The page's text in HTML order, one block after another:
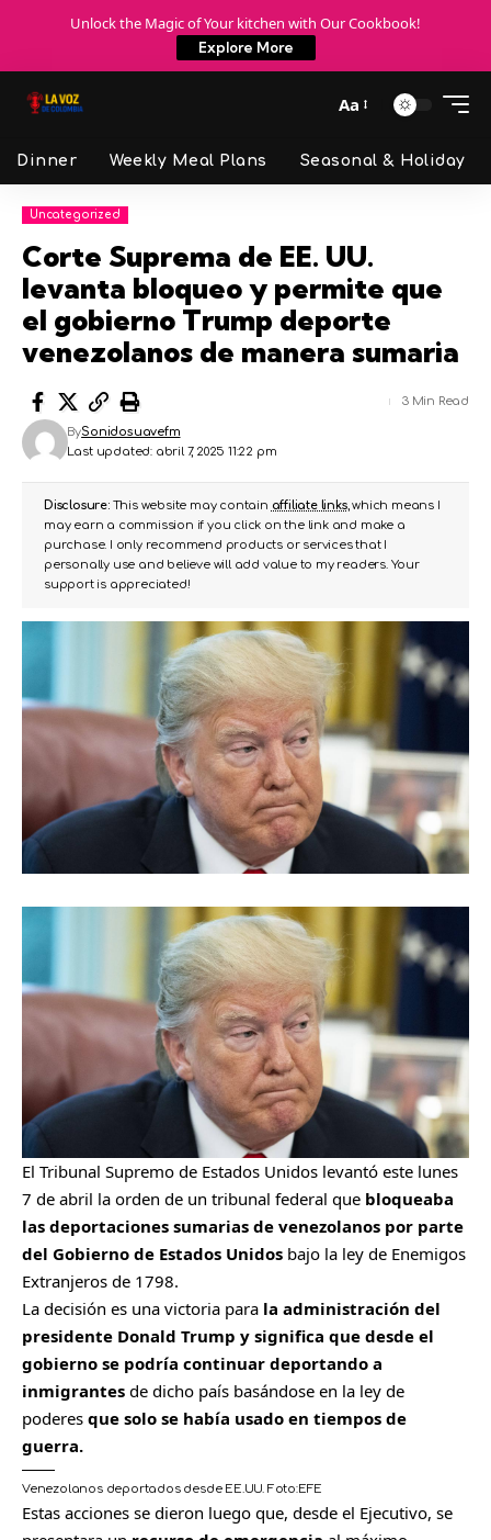
Unlock the Magic of Your kitchen with Our Cookbook!
Explore More
Aa
Dinner Weekly Meal Plans Seasonal & Holiday
Uncategorized
Corte Suprema de EE. UU.
levanta bloqueo y permite que
el gobierno Trump deporte
venezolanos de manera sumaria
Last updated: abril 7, 2025 11:22 pm
BySonidosuavefm
3 Min Read
Disclosure:This website may contain affiliate links, which means I
may earn a commission if you click on the link and make a
purchase. I only recommend products or services that I
personally use and believe will add value to my readers. Your
support is appreciated!
El Tribunal Supremo de Estados Unidos levantó este lunes
7 de abril la orden de un tribunal federal que bloqueaba
las deportaciones sumarias de venezolanos por parte
del Gobierno de Estados Unidos bajo la ley de Enemigos
Extranjeros de 1798.
La decisión es una victoria para la administración del
presidente Donald Trump y significa que desde el
gobierno se podría continuar deportando a
inmigrantes de dicho país basándose en la ley de
poderes que solo se había usado en tiempos de
guerra.
Venezolanos deportados desde EE.UU. Foto:EFE
Estas acciones se dieron luego que, desde el Ejecutivo, se